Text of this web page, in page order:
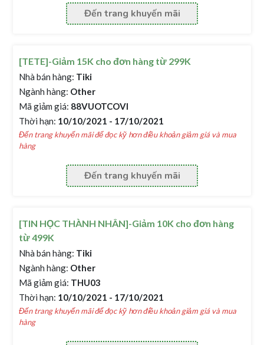
Đến trang khuyến mãi
[TETE]-Giảm 15K cho đơn hàng từ 299K
Nhà bán hàng: Tiki
Ngành hàng: Other
Mã giảm giá: 88VUOTCOVI
Thời hạn: 10/10/2021 - 17/10/2021
Đến trang khuyến mãi để đọc kỹ hơn điều khoản giảm giá và mua
hàng
Đến trang khuyến mãi
[TIN HỌC THÀNH NHÂN]-Giảm 10K cho đơn hàng
từ 499K
Nhà bán hàng: Tiki
Ngành hàng: Other
Mã giảm giá: THU03
Thời hạn: 10/10/2021 - 17/10/2021
Đến trang khuyến mãi để đọc kỹ hơn điều khoản giảm giá và mua
hàng